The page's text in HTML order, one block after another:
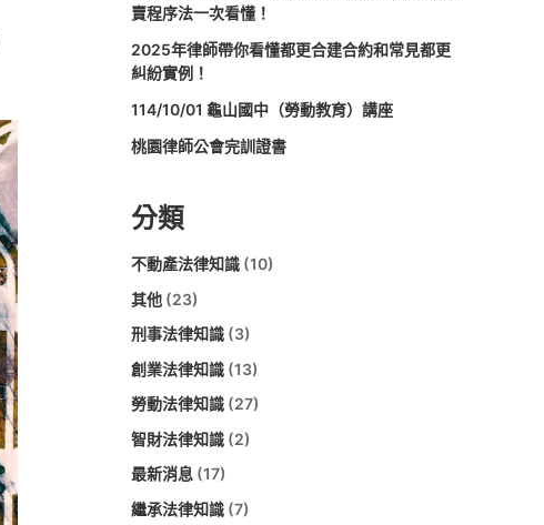
賣程序法一次看懂！
2025年律師帶你看懂都更合建合約和常見都更
糾紛實例！
114/10/01 龜山國中（勞動教育）講座
桃園律師公會完訓證書
分類
不動產法律知識 (10)
其他 (23)
刑事法律知識 (3)
創業法律知識 (13)
勞動法律知識 (27)
智財法律知識 (2)
最新消息 (17)
繼承法律知識 (7)